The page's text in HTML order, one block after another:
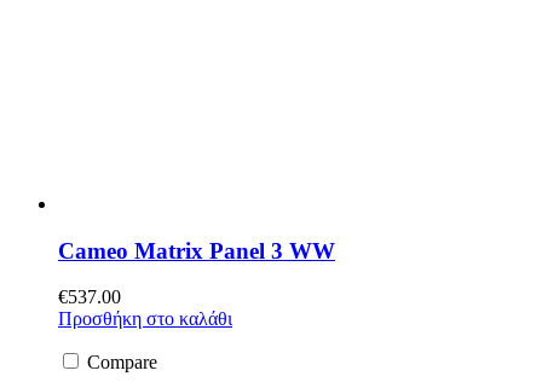
Cameo Matrix Panel 3 WW
€537.00
Προσθήκη στο καλάθι
Compare